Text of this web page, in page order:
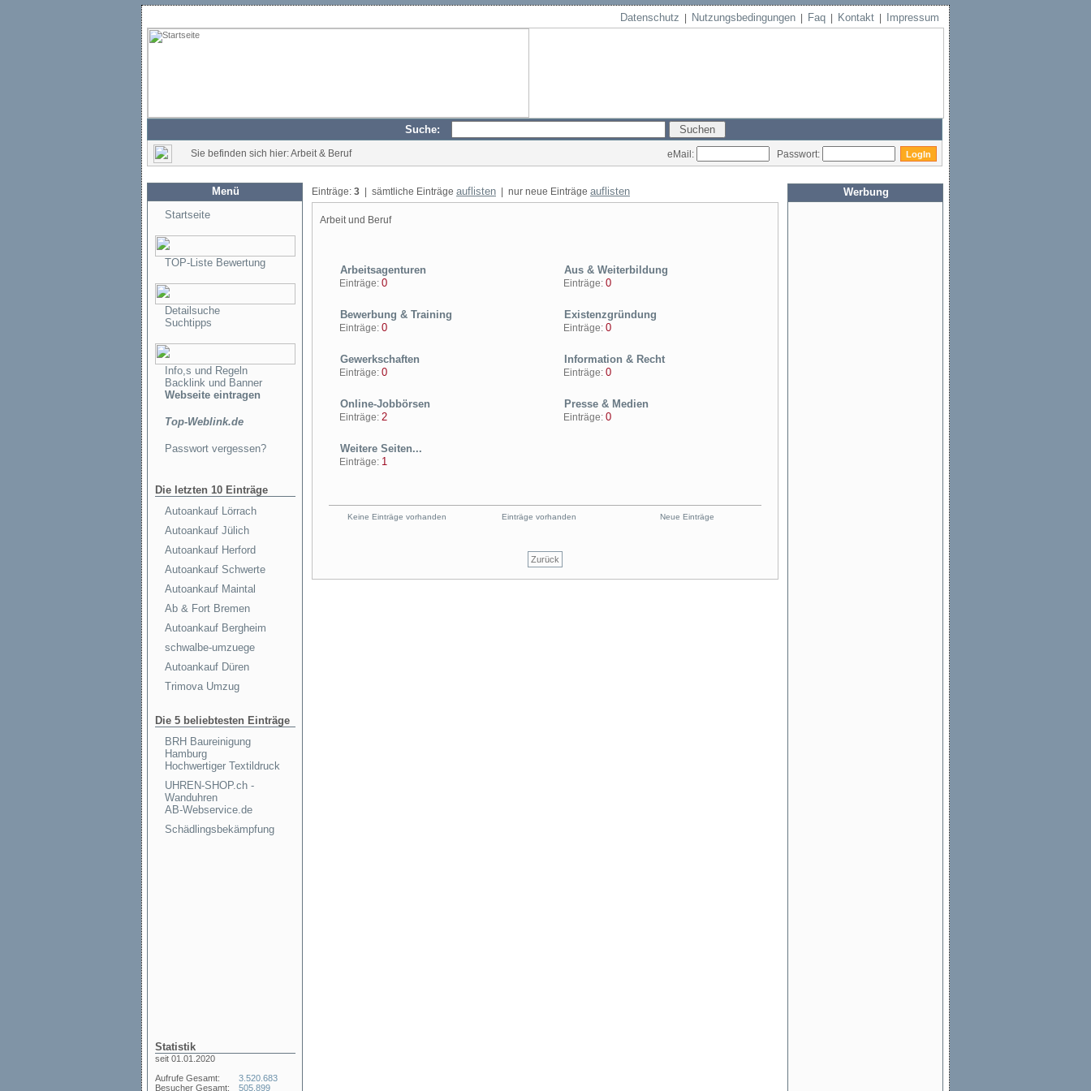
Datenschutz Nutzungsbedingungen Faq Kontakt Impressum
Suche:
Sie befinden sich hier: Arbeit & Beruf eMail: Passwort:
Menü
Startseite
TOP-Liste Bewertung
Detailsuche
Suchtipps
Info,s und Regeln
Backlink und Banner
Webseite eintragen
Top-Weblink.de
Passwort vergessen?
Die letzten 10 Einträge
Autoankauf Lörrach
Autoankauf Jülich
Autoankauf Herford
Autoankauf Schwerte
Autoankauf Maintal
Ab & Fort Bremen
Autoankauf Bergheim
schwalbe-umzuege
Autoankauf Düren
Trimova Umzug
Die 5 beliebtesten Einträge
BRH Baureinigung
Hamburg
Hochwertiger Textildruck
UHREN-SHOP.ch -
Wanduhren
AB-Webservice.de
Schädlingsbekämpfung
Statistik
seit 01.01.2020
Aufrufe Gesamt:
Besucher Gesamt:
3.520.683
505.899
Einträge: 3 | sämtliche Einträge auflisten | nur neue Einträge auflisten
Arbeit und Beruf
Arbeitsagenturen
Einträge: 0
Aus & Weiterbildung
Einträge: 0
Bewerbung & Training
Einträge: 0
Existenzgründung
Einträge: 0
Gewerkschaften
Einträge: 0
Information & Recht
Einträge: 0
Online-Jobbörsen
Einträge: 2
Presse & Medien
Einträge: 0
Weitere Seiten...
Einträge: 1
Keine Einträge vorhanden Einträge vorhanden Neue Einträge
Zurück
Werbung